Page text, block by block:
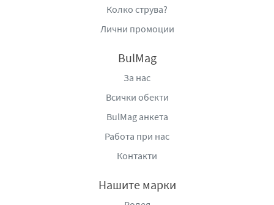
Колко струва?
Лични промоции
BulMag
За нас
Всички обекти
BulMag анкета
Работа при нас
Контакти
Нашите марки